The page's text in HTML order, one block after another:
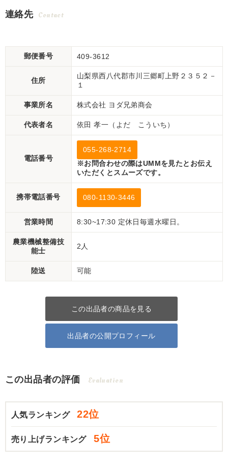
連絡先 Contact
郵便番号 409-3612
住所
山梨県西八代郡市川三郷町上野２３５２－
１
事業所名 株式会社 ヨダ兄弟商会
代表者名 依田 孝一（よだ こういち）
電話番号
055-268-2714
※お問合わせの際はUMMを見たとお伝え
いただくとスムーズです。
携帯電話番号 080-1130-3446
営業時間 8:30~17:30 定休日毎週水曜日。
農業機械整備技
能士
2人
陸送 可能
この出品者の商品を見る
出品者の公開プロフィール
この出品者の評価 Evaluation
人気ランキング 22位
売り上げランキング 5位